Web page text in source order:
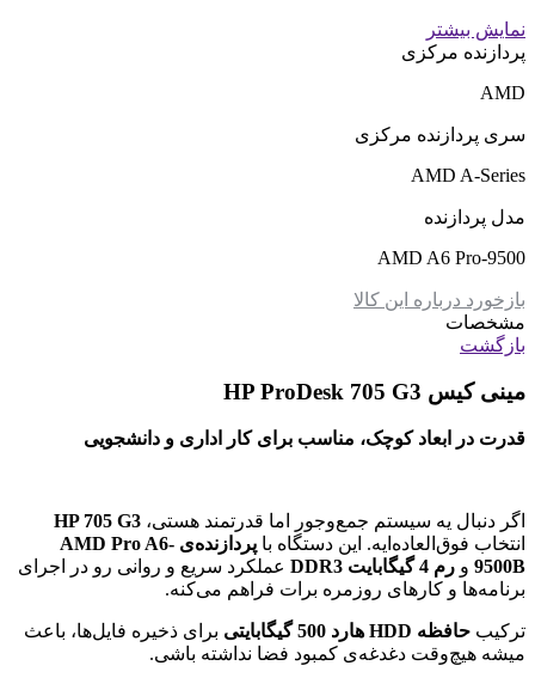
نمایش بیشتر
پردازنده مرکزی
AMD
سری پردازنده مرکزی
AMD A-Series
مدل پردازنده
AMD A6 Pro-9500
بازخورد درباره این کالا
مشخصات
بازگشت
مینی کیس HP ProDesk 705 G3
قدرت در ابعاد کوچک، مناسب برای کار اداری و دانشجویی
اگر دنبال یه سیستم جمع‌وجور اما قدرتمند هستی، HP 705 G3
انتخاب فوق‌العاده‌ایه. این دستگاه با
پردازنده‌ی AMD Pro A6-
9500B و رم 4 گیگابایت DDR3
عملکرد سریع و روانی رو در اجرای
برنامه‌ها و کارهای روزمره برات فراهم می‌کنه.
ترکیب حافظه HDD هارد 500 گیگابایتی
برای ذخیره فایل‌ها، باعث
میشه هیچ‌وقت دغدغه‌ی کمبود فضا نداشته باشی.